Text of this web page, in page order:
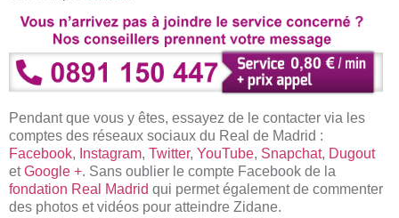
Pendant que vous y êtes, essayez de le contacter via les
comptes des réseaux sociaux du Real de Madrid :
Facebook, Instagram, Twitter, YouTube, Snapchat, Dugout
etGoogle +. Sans oublier le compte Facebook de la
fondation Real Madrid qui permet également de commenter
des photos et vidéos pour atteindre Zidane.